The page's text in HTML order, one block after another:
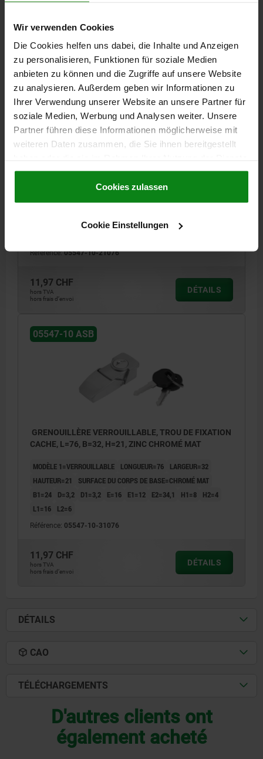
Wir verwenden Cookies
Die Cookies helfen uns dabei, die Inhalte und Anzeigen
zu personalisieren, Funktionen für soziale Medien
anbieten zu können und die Zugriffe auf unsere Website
zu analysieren. Außerdem geben wir Informationen zu
Ihrer Verwendung unserer Website an unsere Partner für
soziale Medien, Werbung und Analysen weiter. Unsere
Partner führen diese Informationen möglicherweise mit
weiteren Daten zusammen, die Sie ihnen bereitgestellt
gesammelt haben.Cookie Richtlinien
Datenschutz|AGB
Cookies zulassen
Cookie Einstellungen
hors frais d’envoi
05547-10 ASB
CACHE, L=76, B=32, H=21, ZINC CHROMÉ BRILLANTE
MODÈLE 1=VERROUILLABLE LONGUEUR=76
D1=3,2 E=16 E1=12 E2=34,8
Référence:05547-10-21076
11,97 CHF
hors TVA
hors frais d’envoi
DÉTAILS
05547-10 ASB
GRENOUILLÈRE VERROUILLABLE, TROU DE FIXATION
CACHE, L=76, B=32, H=21, ZINC CHROMÉ MAT
MODÈLE 1=VERROUILLABLE LONGUEUR=76
LARGEUR=32
HAUTEUR=21
SURFACE DU CORPS DE BASE=CHROMÉ MAT
B1=24
D=3,2 D1=3,2 E=16 E1=12 E2=34,1 H1=8
H2=4
L1=16
L2=6
Référence: 05547-10-31076
11,97 CHF
hors TVA
hors frais d’envoi
DÉTAILS
DÉTAILS
CAO
TÉLÉCHARGEMENTS
D'autres clients ont
également acheté